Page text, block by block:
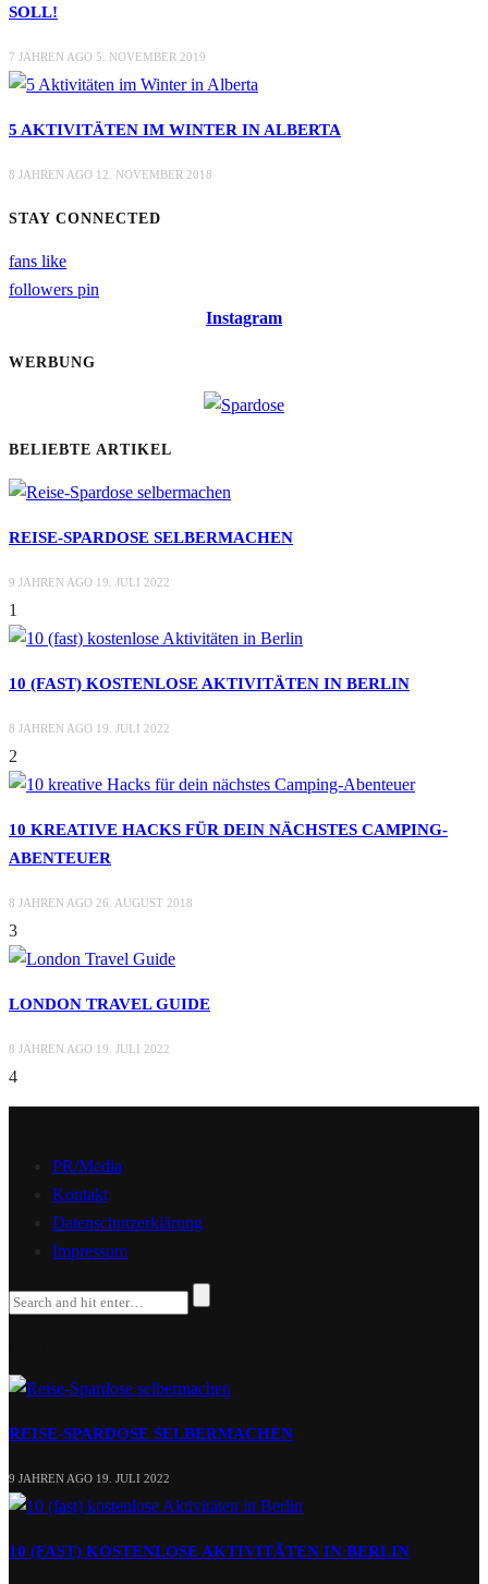
SOLL!
7 JAHREN AGO 5. NOVEMBER 2019
5 AKTIVITÄTEN IM WINTER IN ALBERTA
8 JAHREN AGO 12. NOVEMBER 2018
STAY CONNECTED
fans like
followers pin
Instagram
WERBUNG
BELIEBTE ARTIKEL
REISE-SPARDOSE SELBERMACHEN
9 JAHREN AGO 19. JULI 2022
1
10 (FAST) KOSTENLOSE AKTIVITÄTEN IN BERLIN
8 JAHREN AGO 19. JULI 2022
2
10 KREATIVE HACKS FÜR DEIN NÄCHSTES CAMPING-
ABENTEUER
8 JAHREN AGO 26. AUGUST 2018
3
LONDON TRAVEL GUIDE
8 JAHREN AGO 19. JULI 2022
4
PR/Media
Kontakt
Datenschutzerklärung
Impressum
REISE-SPARDOSE SELBERMACHEN
9 JAHREN AGO 19. JULI 2022
10 (FAST) KOSTENLOSE AKTIVITÄTEN IN BERLIN